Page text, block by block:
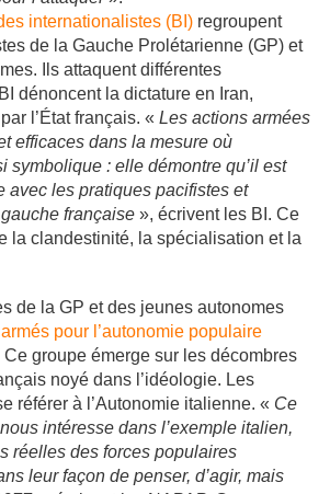
internationalistes (BI) regroupent
de la Gauche Prolétarienne (GP) et
Ils attaquent différentes
dénoncent la dictature en Iran,
l’État français. « Les actions armées
efficaces dans la mesure où
symbolique : elle démontre qu’il est
avec les pratiques pacifistes et
française », écrivent les BI. Ce
la clandestinité, la spécialisation et la
de la GP et des jeunes autonomes
pour l’autonomie populaire
Ce groupe émerge sur les décombres
noyé dans l’idéologie. Les
référer à l’Autonomie italienne. « Ce
intéresse dans l’exemple italien,
réelles des forces populaires
leur façon de penser, d’agir, mais